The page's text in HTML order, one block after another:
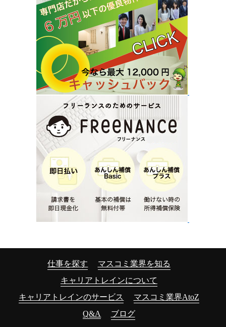
仕事を探す
マスコミ業界を知る
キャリアトレインについて
キャリアトレインのサービス
マスコミ業界AtoZ
Q&A
ブログ